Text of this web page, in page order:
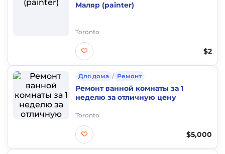
Маляр (painter)
Toronto
$2
Для дома / Ремонт
Ремонт ванной комнаты за 1
неделю за отличную цену
Toronto
$5,000